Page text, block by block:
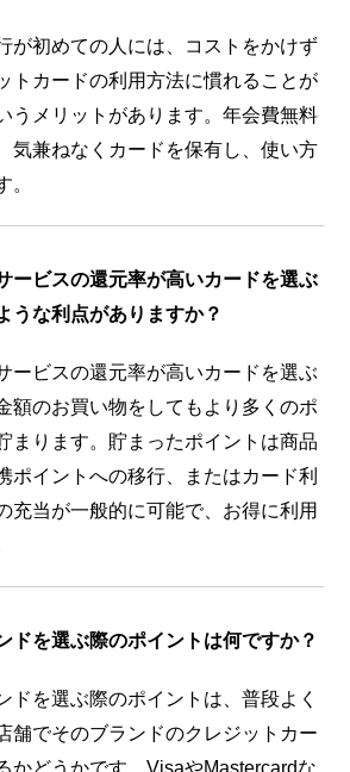
が初めての人には、コストをかけず
トカードの利用方法に慣れることが
うメリットがあります。年会費無料
気兼ねなくカードを保有し、使い方
。
ービスの還元率が高いカードを選ぶ
うな利点がありますか？
ービスの還元率が高いカードを選ぶ
額のお買い物をしてもより多くのポ
まります。貯まったポイントは商品
ポイントへの移行、またはカード利
充当が一般的に可能で、お得に利用
ドを選ぶ際のポイントは何ですか？
ドを選ぶ際のポイントは、普段よく
舗でそのブランドのクレジットカー
かどうかです。VisaやMastercardな